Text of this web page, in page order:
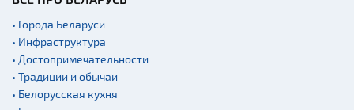
Мастер-классы
Квесты
• Города Беларуси
• Инфраструктура
• Достопримечательности
• Традиции и обычаи
• Белорусская кухня